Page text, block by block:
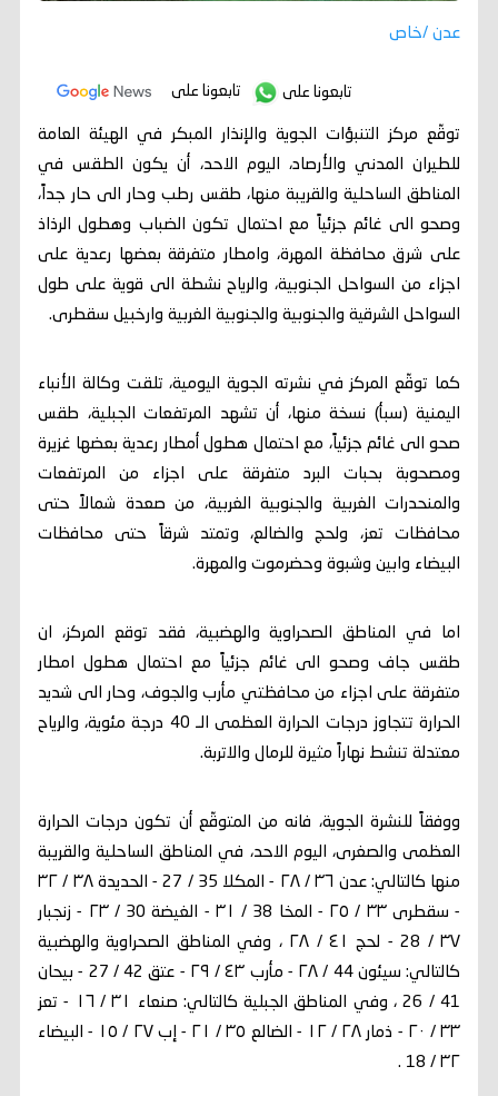
عدن /خاص
تابعونا على تابعونا على
توقّع مركز التنبؤات الجوية والإنذار المبكر في الهيئة العامة
للطيران المدني والأرصاد، اليوم الاحد، أن يكون الطقس في
المناطق الساحلية والقريبة منها، طقس رطب وحار الى حار جداً،
وصحو الى غائم جزئياً مع احتمال تكون الضباب وهطول الرذاذ
على شرق محافظة المهرة، وامطار متفرقة بعضها رعدية على
اجزاء من السواحل الجنوبية، والرياح نشطة الى قوية على طول
السواحل الشرقية والجنوبية والجنوبية الغربية وارخبيل سقطرى.
كما توقّع المركز في نشرته الجوية اليومية، تلقت وكالة الأنباء
اليمنية (سبأ) نسخة منها، أن تشهد المرتفعات الجبلية، طقس
صحو الى غائم جزئياً، مع احتمال هطول أمطار رعدية بعضها غزيرة
ومصحوبة بحبات البرد متفرقة على اجزاء من المرتفعات
والمنحدرات الغربية والجنوبية الغربية، من صعدة شمالاً حتى
محافظات تعز، ولحج والضالع، وتمتد شرقاً حتى محافظات
البيضاء وابين وشبوة وحضرموت والمهرة.
اما في المناطق الصحراوية والهضبية، فقد توقع المركز، ان
طقس جاف وصحو الى غائم جزئياً مع احتمال هطول امطار
متفرقة على اجزاء من محافظتي مأرب والجوف، وحار الى شديد
الحرارة تتجاوز درجات الحرارة العظمى الـ 40 درجة مئوية، والرياح
معتدلة تنشط نهاراً مثيرة للرمال والاتربة.
ووفقاً للنشرة الجوية، فانه من المتوقّع أن تكون درجات الحرارة
العظمى والصغرى، اليوم الاحد، في المناطق الساحلية والقريبة
منها كالتالي: عدن ٣٦ / ٢٨ - المكلا 35 / 27 - الحديدة ٣٨ / ٣٢
- سقطرى ٣٣ / ٢٥ - المخا 38 / ٣١ - الغيضة 30 / ٢٣ - زنجبار
٣٧ / 28 - لحج ٤١ / ٢٨ ، وفي المناطق الصحراوية والهضبية
كالتالي: سيئون 44 / ٢٨ - مأرب ٤٣ / ٢٩ - عتق 42 / 27 - بيحان
41 / 26 ، وفي المناطق الجبلية كالتالي: صنعاء ٣١ / ١٦ - تعز
٣٣ / ٢٠ - ذمار ٢٨ / ١٢ - الضالع ٣٥ / ٢١ - إب ٢٧ / ١٥ - البيضاء
٣٢ / 18 .